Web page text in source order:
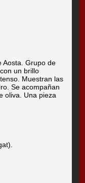
Aosta. Grupo de
un brillo
Muestran las
Se acompañan
oliva. Una pieza